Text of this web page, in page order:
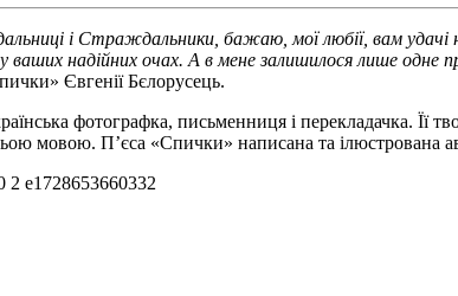
і Cтраждальники, бажаю, мої любії, вам удачі
ваших надійних очах. А в мене залишилося лише одне
Євгенії Бєлорусець.
фотографка, письменниця і перекладачка. Її
мовою. П’єса «Спички» написана та ілюстрована